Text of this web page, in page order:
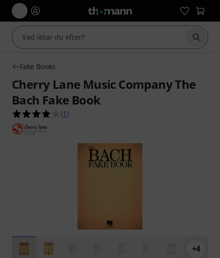
Börja
Fake Books
Cherry Lane Music Company The
Bach Fake Book
4.0 av 5 stjärnor från 1 kundbetyg
(1 )
+4